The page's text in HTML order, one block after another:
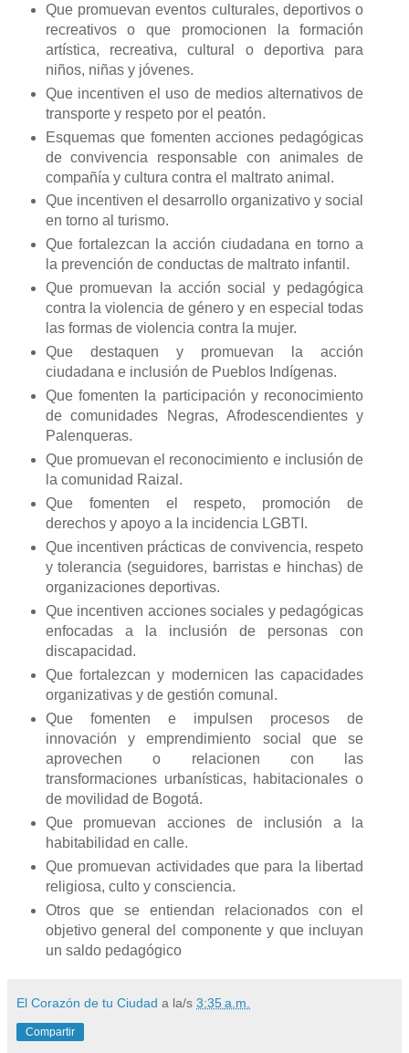
Que promuevan eventos culturales, deportivos o
recreativos o que promocionen la formación
artística, recreativa, cultural o deportiva para
niños, niñas y jóvenes.
Que incentiven el uso de medios alternativos de
transporte y respeto por el peatón.
Esquemas que fomenten acciones pedagógicas
de convivencia responsable con animales de
compañía y cultura contra el maltrato animal.
Que incentiven el desarrollo organizativo y social
en torno al turismo.
Que fortalezcan la acción ciudadana en torno a
la prevención de conductas de maltrato infantil.
Que promuevan la acción social y pedagógica
contra la violencia de género y en especial todas
las formas de violencia contra la mujer.
Que destaquen y promuevan la acción
ciudadana e inclusión de Pueblos Indígenas.
Que fomenten la participación y reconocimiento
de comunidades Negras, Afrodescendientes y
Palenqueras.
Que promuevan el reconocimiento e inclusión de
la comunidad Raizal.
Que fomenten el respeto, promoción de
derechos y apoyo a la incidencia LGBTI.
Que incentiven prácticas de convivencia, respeto
y tolerancia (seguidores, barristas e hinchas) de
organizaciones deportivas.
Que incentiven acciones sociales y pedagógicas
enfocadas a la inclusión de personas con
discapacidad.
Que fortalezcan y modernicen las capacidades
organizativas y de gestión comunal.
Que fomenten e impulsen procesos de
innovación y emprendimiento social que se
aprovechen o relacionen con las
transformaciones urbanísticas, habitacionales o
de movilidad de Bogotá.
Que promuevan acciones de inclusión a la
habitabilidad en calle.
Que promuevan actividades que para la libertad
religiosa, culto y consciencia.
Otros que se entiendan relacionados con el
objetivo general del componente y que incluyan
un saldo pedagógico
El Corazón de tu Ciudad a la/s 3:35 a.m.
Compartir